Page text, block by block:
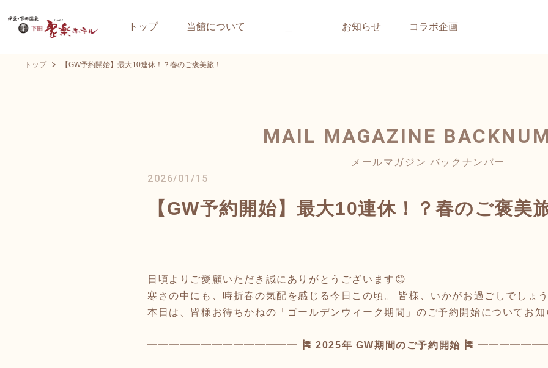
トップ 当館について お知らせ コラボ企画
トップ 【GW予約開始】最大10連休！？春のご褒美旅！
MAIL MAGAZINE
メールマガジン バックナンバー
2026/01/15
【GW予約開始】最大10連休！？春のご褒美
日頃よりご愛顧いただき誠にありがとうございます😊
寒さの中にも、時折春の気配を感じる今日この頃。 皆様、いかがお過ごしでしょう
本日は、皆様お待ちかねの「ゴールデンウィーク期間」のご予約開始についてお知
━━━━━━━━━━━━━━ 🎏 2025年 GW期間のご予約開始 🎏